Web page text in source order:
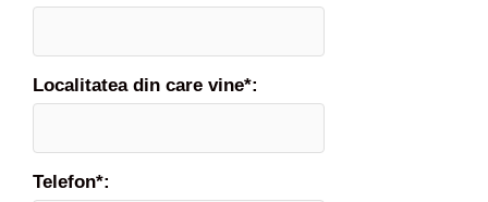
c
u
i
Localitatea din care vine*:
Telefon*: